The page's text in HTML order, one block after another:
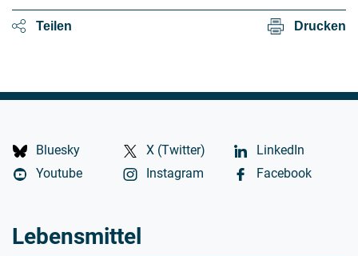
Teilen Drucken
Bluesky X (Twitter)
LinkedIn
Youtube
Instagram Facebook
Lebensmittel